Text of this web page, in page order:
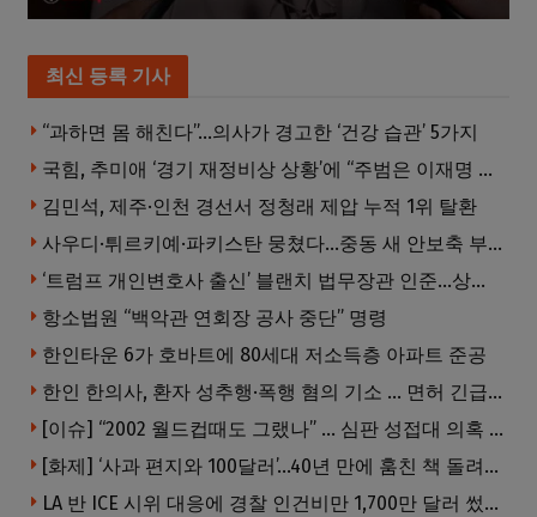
최신 등록 기사
“과하면 몸 해친다”…의사가 경고한 ‘건강 습관’ 5가지
국힘, 추미애 ‘경기 재정비상 상황’에 “주범은 이재명 전 지사”
김민석, 제주·인천 경선서 정청래 제압 누적 1위 탈환
사우디·튀르키예·파키스탄 뭉쳤다…중동 새 안보축 부상하나
‘트럼프 개인변호사 출신’ 블랜치 법무장관 인준…상원 50대49 가결
항소법원 “백악관 연회장 공사 중단” 명령
한인타운 6가 호바트에 80세대 저소득층 아파트 준공
한인 한의사, 환자 성추행·폭행 혐의 기소 … 면허 긴급정지
[이슈] “2002 월드컵때도 그랬나” … 심판 성접대 의혹 해외로 일파만파, 4강 신화까지 불똥
[화제] ‘사과 편지와 100달러’…40년 만에 훔친 책 돌려준 절도범
LA 반 ICE 시위 대응에 경찰 인건비만 1,700만 달러 썼다.